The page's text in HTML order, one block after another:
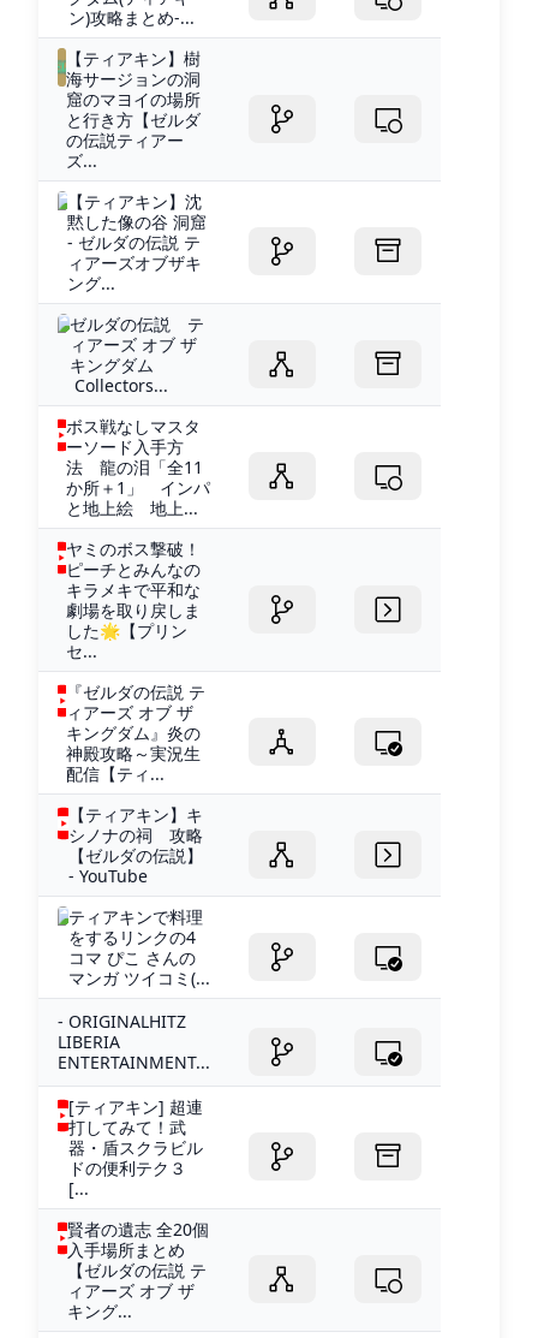
ン)攻略まとめ-...
【ティアキン】樹
海サージョンの洞
窟のマヨイの場所
と行き方【ゼルダ
の伝説ティアー
ズ...
【ティアキン】沈
黙した像の谷 洞窟
- ゼルダの伝説 テ
ィアーズオブザキ
ング...
ゼルダの伝説 テ
ィアーズ オブ ザ
キングダム
Collectors...
ボス戦なしマスタ
ーソード入手方
法 龍の泪「全11
か所＋1」 インパ
と地上絵 地上...
ヤミのボス撃破！
ピーチとみんなの
キラメキで平和な
劇場を取り戻しま
した🌟【プリン
セ...
『ゼルダの伝説 テ
ィアーズ オブ ザ
キングダム』炎の
神殿攻略～実況生
配信【ティ...
【ティアキン】キ
シノナの祠 攻略
【ゼルダの伝説】
- YouTube
ティアキンで料理
をするリンクの4
コマ ぴこ さんの
マンガ ツイコミ(...
- ORIGINALHITZ
LIBERIA
ENTERTAINMENT...
[ティアキン] 超連
打してみて！武
器・盾スクラビル
ドの便利テク３
[...
賢者の遺志 全20個
入手場所まとめ
【ゼルダの伝説 テ
ィアーズ オブ ザ
キング...